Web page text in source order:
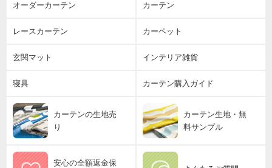
オーダーカーテン カーテン
レースカーテン カーペット
玄関マット インテリア雑貨
寝具 カーテン購入ガイド
カーテンの生地売
り
カーテン生地・無
料サンプル
安心の全額返金保